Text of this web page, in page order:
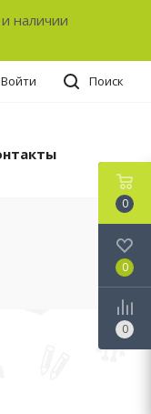
наличии
Поиск
Войти
0
0
0